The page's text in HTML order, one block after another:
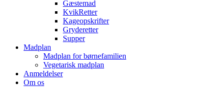
Gæstemad
KvikRetter
Kageopskrifter
Gryderetter
Supper
Madplan
Madplan for børnefamilien
Vegetarisk madplan
Anmeldelser
Om os